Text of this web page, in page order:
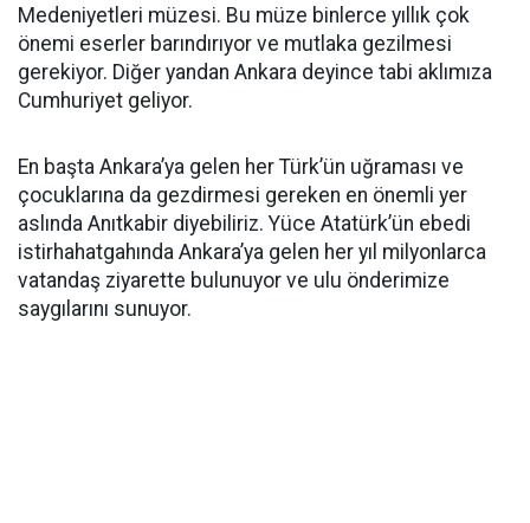
Medeniyetleri müzesi. Bu müze binlerce yıllık çok
önemi eserler barındırıyor ve mutlaka gezilmesi
gerekiyor. Diğer yandan Ankara deyince tabi aklımıza
Cumhuriyet geliyor.
En başta Ankara’ya gelen her Türk’ün uğraması ve
çocuklarına da gezdirmesi gereken en önemli yer
aslında Anıtkabir diyebiliriz. Yüce Atatürk’ün ebedi
istirhahatgahında Ankara’ya gelen her yıl milyonlarca
vatandaş ziyarette bulunuyor ve ulu önderimize
saygılarını sunuyor.